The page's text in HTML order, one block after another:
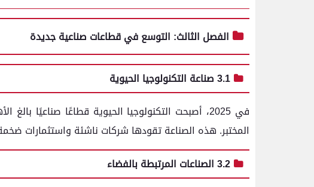
الفصل الثالث: التوسع في قطاعات صناعية جديدة
3.1 صناعة التكنولوجيا الحيوية
في 2025، أصبحت التكنولوجيا الحيوية قطاعًا صناعيًا
المختبر. هذه الصناعة تقودها شركات ناشئة واستثمارات
3.2 الصناعات المرتبطة بالفضاء